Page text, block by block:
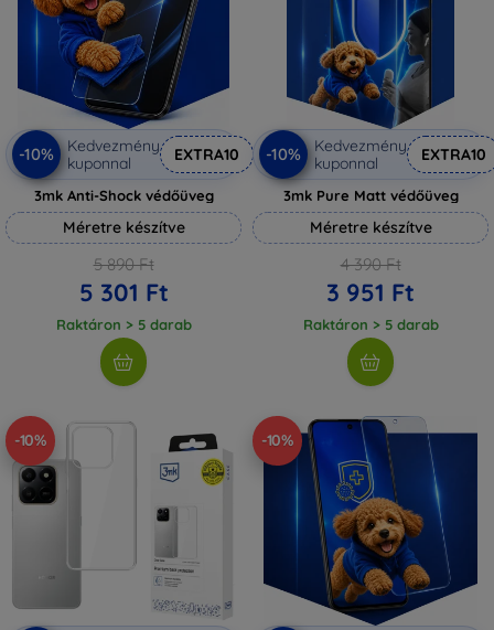
-10%
Kedvezmény
kuponnal
EXTRA10
3mk Anti-Shock védőüveg
Méretre készítve
5 890 Ft
5 301 Ft
Raktáron > 5 darab
-10%
Kedvezmény
kuponnal
EXTRA10
3mk Pure Matt védőüveg
Méretre készítve
4 390 Ft
3 951 Ft
Raktáron > 5 darab
-10% -10%